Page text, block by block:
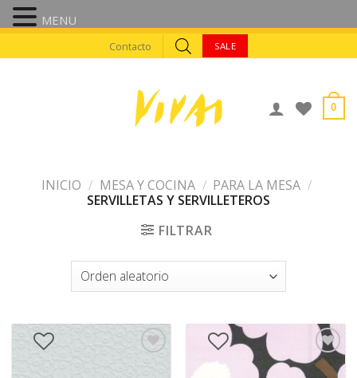
to
Contacto SALE
0
INICIO / MESA Y COCINA / PARA LA MESA /
SERVILLETAS Y SERVILLETEROS
FILTRAR
MENU